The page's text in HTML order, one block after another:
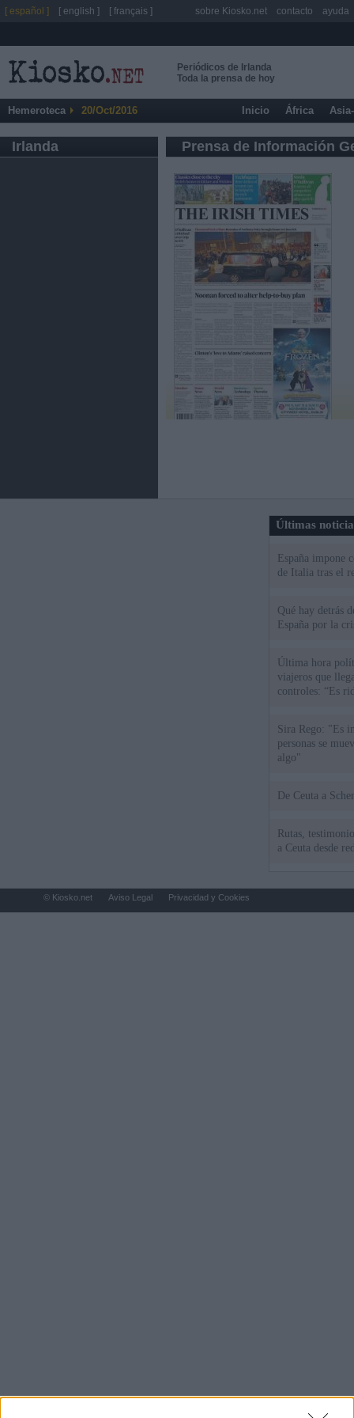
Periódicos de Irlanda
Toda la prensa de hoy
Hemeroteca 20/Oct/2016 Inicio África
Irlanda Prensa de Información
Últimas
España impone
de Italia tras el
Qué hay detrás
España por la
Última hora
viajeros que
controles: “Es
Sira Rego: "Es
personas se
algo"
De
Rutas,
a Ceuta desde
[ español ] [ english ] [ français ] sobre Kiosko.net contacto ayuda
© Kiosko.net Aviso Legal Privacidad y Cookies